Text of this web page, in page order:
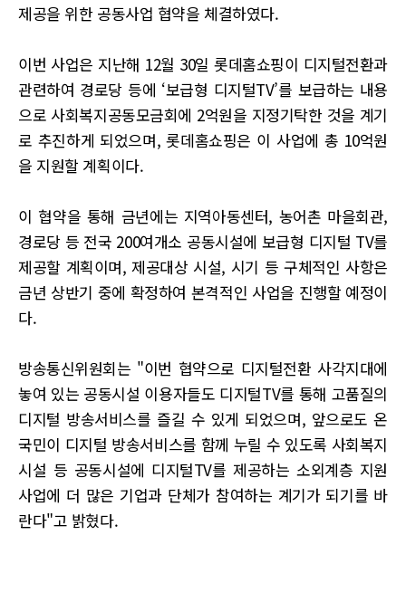
제공을 위한 공동사업 협약을 체결하였다.
이번 사업은 지난해 12월 30일 롯데홈쇼핑이 디지털전환과
관련하여 경로당 등에 ‘보급형 디지털TV’를 보급하는 내용
으로 사회복지공동모금회에 2억원을 지정기탁한 것을 계기
로 추진하게 되었으며, 롯데홈쇼핑은 이 사업에 총 10억원
을 지원할 계획이다.
이 협약을 통해 금년에는 지역아동센터, 농어촌 마을회관,
경로당 등 전국 200여개소 공동시설에 보급형 디지털 TV를
제공할 계획이며, 제공대상 시설, 시기 등 구체적인 사항은
금년 상반기 중에 확정하여 본격적인 사업을 진행할 예정이
다.
방송통신위원회는 "이번 협약으로 디지털전환 사각지대에
놓여 있는 공동시설 이용자들도 디지털TV를 통해 고품질의
디지털 방송서비스를 즐길 수 있게 되었으며, 앞으로도 온
국민이 디지털 방송서비스를 함께 누릴 수 있도록 사회복지
시설 등 공동시설에 디지털TV를 제공하는 소외계층 지원
사업에 더 많은 기업과 단체가 참여하는 계기가 되기를 바
란다"고 밝혔다.